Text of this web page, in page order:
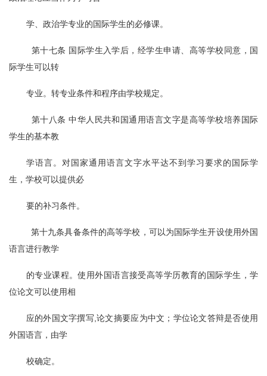
学、政治学专业的国际学生的必修课。
  第十七条 国际学生入学后，经学生申请、高等学校同意，国
际学生可以转
专业。转专业条件和程序由学校规定。
  第十八条 中华人民共和国通用语言文字是高等学校培养国际
学生的基本教
学语言。对国家通用语言文字水平达不到学习要求的国际学
生，学校可以提供必
要的补习条件。
  第十九条具备条件的高等学校，可以为国际学生开设使用外国
语言进行教学
的专业课程。使用外国语言接受高等学历教育的国际学生，学
位论文可以使用相
应的外国文字撰写,论文摘要应为中文；学位论文答辩是否使用
外国语言，由学
校确定。